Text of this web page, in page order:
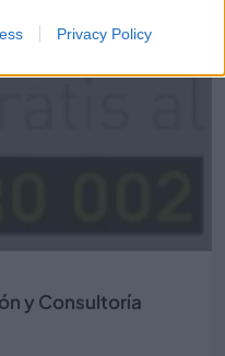
Privacy Policy
y Consultoría